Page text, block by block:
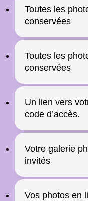
Toutes les
conservées
Toutes les
conservées
Un lien vers
code d’accès.
Votre galerie
invités
Vos photos en